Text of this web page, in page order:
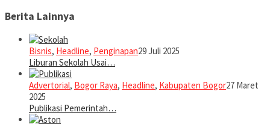
Berita Lainnya
Bisnis, Headline, Penginapan29 Juli 2025
Liburan Sekolah Usai…
Advertorial, Bogor Raya, Headline, Kabupaten Bogor27 Maret
2025
Publikasi Pemerintah…